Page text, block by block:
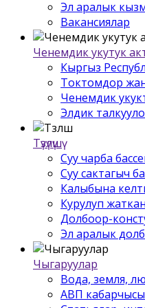
Эл аралык
Вакансиялар
Ченемдик укутук
Кыргыз
Токтомдор
Ченемдик
Элдик
Түзүлүшү
Суу чарба
Суу сактагыч
Калыбына
Курулуп
Долбоор-
Эл аралык
Чыгаруулар
Вода, земля,
АВП кабарчысы